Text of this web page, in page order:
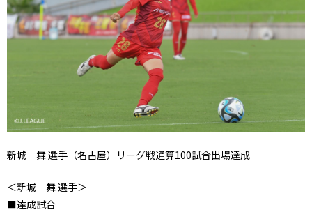
新城 舞 選手（名古屋）リーグ戦通算100試合出場達成
＜新城 舞 選手＞
■達成試合